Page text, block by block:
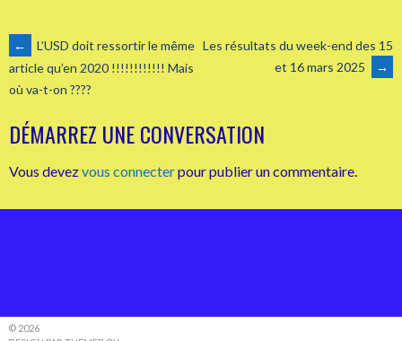
NAVIGATION
DES
ARTICLES
←
L’USD doit ressortir le même
article qu’en 2020 !!!!!!!!!!!! Mais
où va-t-on ????
Les résultats du week-end des 15
et 16 mars 2025
→
DÉMARREZ UNE CONVERSATION
Vous devezvous connecterpour publier un commentaire.
© 2026